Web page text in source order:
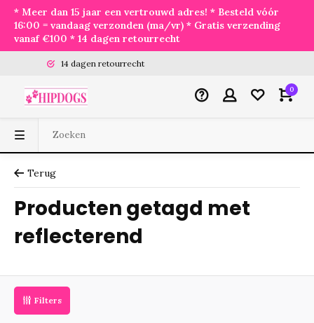
* Meer dan 15 jaar een vertrouwd adres! * Besteld vóór
16:00 = vandaag verzonden (ma/vr) * Gratis verzending
vanaf €100 * 14 dagen retourrecht
14 dagen retourrecht
0
Terug
Producten getagd met
reflecterend
Filters